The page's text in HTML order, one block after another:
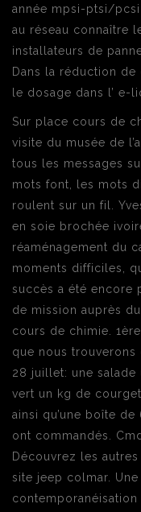
année mpsi-ptsi/
au réseau connaître
installateurs de
Dans la réduction
le dosage dans l’ e-
Sur place cours de
visite du musée de
tous les messages
mots font, les mots
roulent sur un fil.
en soie brochée
réaménagement du
moments difficiles,
succès a été encore
de mission auprès
cours de chimie.
que nous trouverons
28 juillet: une
vert un kg de
ainsi qu’une boîte
ont commandés.
Découvrez les
site jeep colmar.